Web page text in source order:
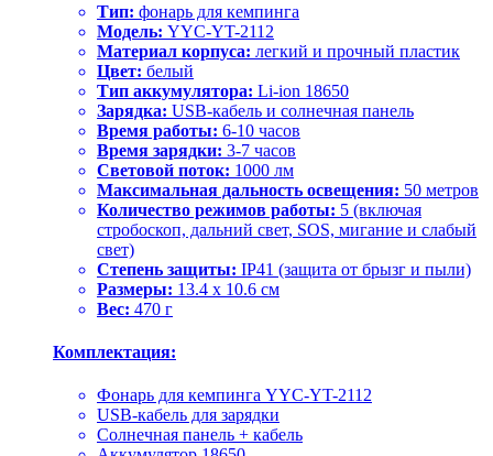
Тип: фонарь для кемпинга
Модель: YYC-YT-2112
Материал корпуса: легкий и прочный пластик
Цвет: белый
Тип аккумулятора: Li-ion 18650
Зарядка: USB-кабель и солнечная панель
Время работы: 6-10 часов
Время зарядки: 3-7 часов
Световой поток: 1000 лм
Максимальная дальность освещения: 50 метров
Количество режимов работы: 5 (включая
стробоскоп, дальний свет, SOS, мигание и слабый
свет)
Степень защиты: IP41 (защита от брызг и пыли)
Размеры: 13.4 х 10.6 см
Вес: 470 г
Комплектация:
Фонарь для кемпинга YYC-YT-2112
USB-кабель для зарядки
Солнечная панель + кабель